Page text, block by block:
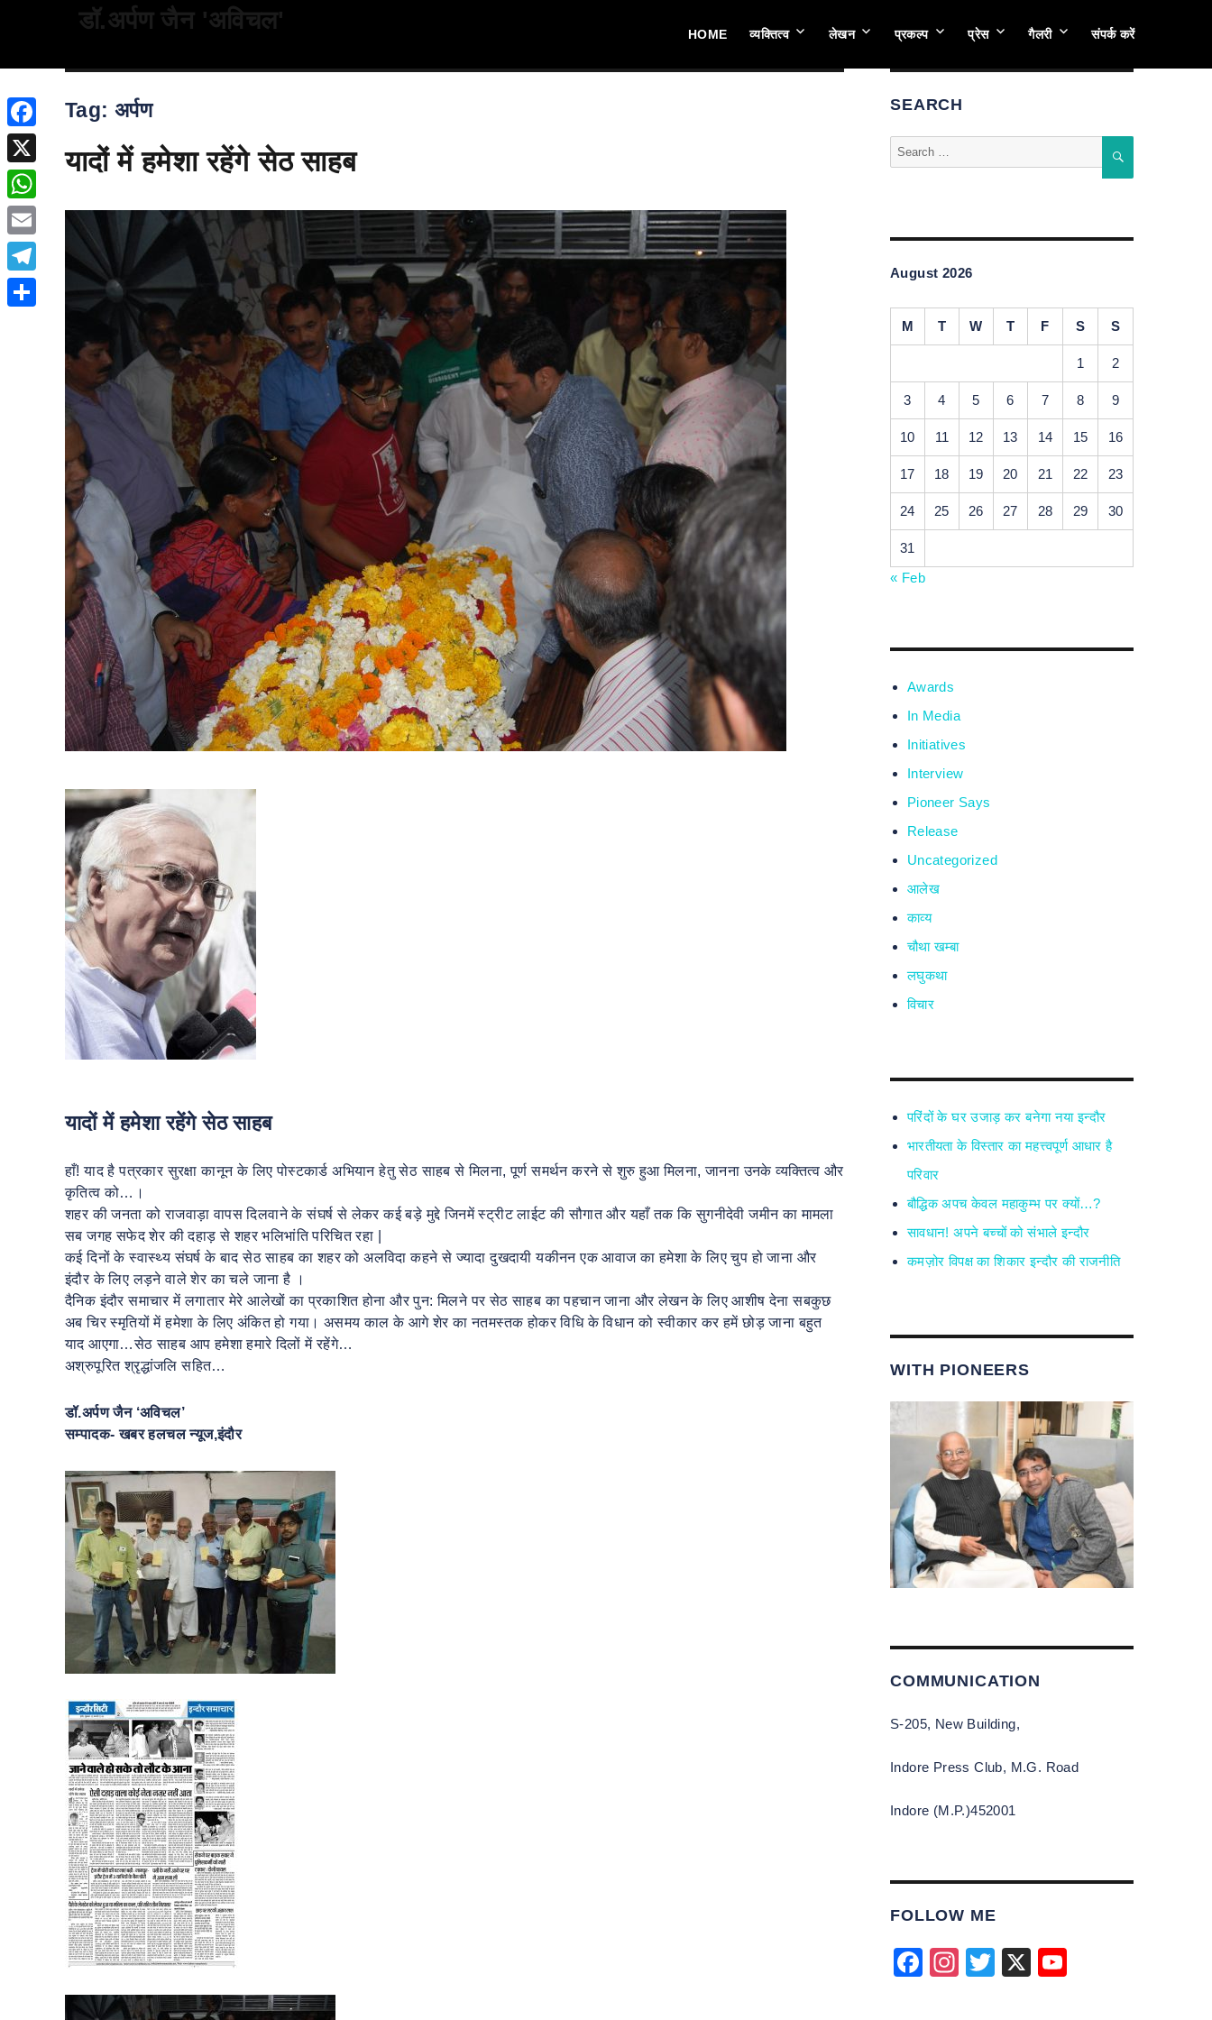
डॉ.अर्पण जैन 'अविचल'
HOME व्यक्तित्व लेखन प्रकल्प प्रेस गैलरी संपर्क करें
Tag: अर्पण
यादों में हमेशा रहेंगे सेठ साहब
यादों में हमेशा रहेंगे सेठ साहब
हाँ! याद है पत्रकार सुरक्षा कानून के लिए पोस्टकार्ड अभियान हेतु सेठ साहब से मिलना, पूर्ण समर्थन करने से शुरु हुआ मिलना, जानना उनके व्यक्तित्व और
कृतित्व को…।
शहर की जनता को राजवाड़ा वापस दिलवाने के संघर्ष से लेकर कई बड़े मुद्दे जिनमें स्ट्रीट लाईट की सौगात और यहाँ तक कि सुगनीदेवी जमीन का मामला
सब जगह सफेद शेर की दहाड़ से शहर भलिभांति परिचित रहा |
कई दिनों के स्वास्थ्य संघर्ष के बाद सेठ साहब का शहर को अलविदा कहने से ज्यादा दुखदायी यकीनन एक आवाज का हमेशा के लिए चुप हो जाना और
इंदौर के लिए लड़ने वाले शेर का चले जाना है ।
दैनिक इंदौर समाचार में लगातार मेरे आलेखों का प्रकाशित होना और पुन: मिलने पर सेठ साहब का पहचान जाना और लेखन के लिए आशीष देना सबकुछ
अब चिर स्मृतियों में हमेशा के लिए अंकित हो गया। असमय काल के आगे शेर का नतमस्तक होकर विधि के विधान को स्वीकार कर हमें छोड़ जाना बहुत
याद आएगा…सेठ साहब आप हमेशा हमारे दिलों में रहेंगे…
अश्रुपूरित श्रृद्धांजलि सहित…
डॉ.अर्पण जैन ‘अविचल’
सम्पादक- खबर हलचल न्यूज,इंदौर
SEARCH
Search
for:
August 2026
M T W T F S S
1 2
3 4 5 6 7 8 9
10 11 12 13 14 15 16
17 18 19 20 21 22 23
24 25 26 27 28 29 30
31
« Feb
Awards
In Media
Initiatives
Interview
Pioneer Says
Release
Uncategorized
आलेख
काव्य
चौथा खम्बा
लघुकथा
विचार
परिंदों के घर उजाड़ कर बनेगा नया इन्दौर
भारतीयता के विस्तार का महत्त्वपूर्ण आधार है
परिवार
बौद्धिक अपच केवल महाकुम्भ पर क्यों…?
सावधान! अपने बच्चों को संभाले इन्दौर
कमज़ोर विपक्ष का शिकार इन्दौर की राजनीति
WITH PIONEERS
COMMUNICATION
S-205, New Building,
Indore Press Club, M.G. Road
Indore (M.P.)452001
FOLLOW ME
F
In
T
X
Facebook
X
WhatsApp
Email
Telegram